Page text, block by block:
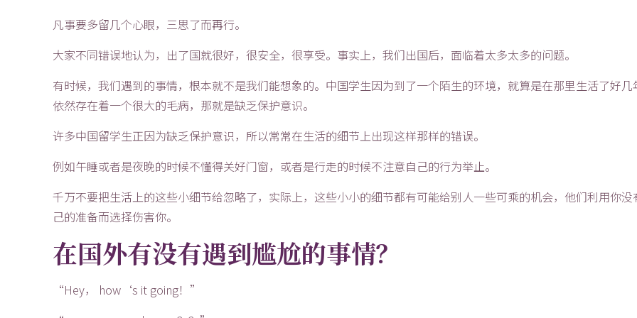
凡事要多留几个心眼，三思了而再行。
大家不同错误地认为，出了国就很好，很安全，很享受。事实上，我们出国后，面临着太多太多的问题。
有时候，我们遇到的事情，根本就不是我们能想象的。中国学生因为到了一个陌生的环境，就算是在那里生活了好几
依然存在着一个很大的毛病，那就是缺乏保护意识。
许多中国留学生正因为缺乏保护意识，所以常常在生活的细节上出现这样那样的错误。
例如午睡或者是夜晚的时候不懂得关好门窗，或者是行走的时候不注意自己的行为举止。
千万不要把生活上的这些小细节给忽略了，实际上，这些小小的细节都有可能给别人一些可乘的机会，他们利用你没
己的准备而选择伤害你。
在国外有没有遇到尴尬的事情？
“Hey， how‘s it going！”